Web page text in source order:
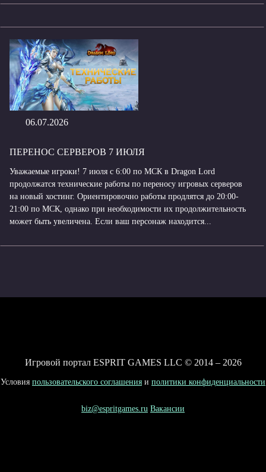
06.07.2026
ПЕРЕНОС СЕРВЕРОВ 7 ИЮЛЯ
Уважаемые игроки! 7 июля с 6:00 по МСК в Dragon Lord
продолжатся технические работы по переносу игровых серверов
на новый хостинг. Ориентировочно работы продлятся до 20:00-
21:00 по МСК, однако при необходимости их продолжительность
может быть увеличена. Если ваш персонаж находится...
Игровой портал ESPRIT GAMES LLC © 2014 – 2026
Условия пользовательского соглашения и политики конфиденциальности
biz@espritgames.ru Вакансии